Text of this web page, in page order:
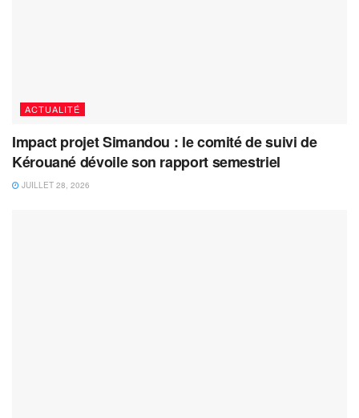
ACTUALITÉ
Impact projet Simandou : le comité de suivi de
Kérouané dévoile son rapport semestriel
JUILLET 28, 2026